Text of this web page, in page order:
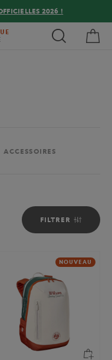
2026 !
ACCESSOIRES
FILTRER
NOUVEAU